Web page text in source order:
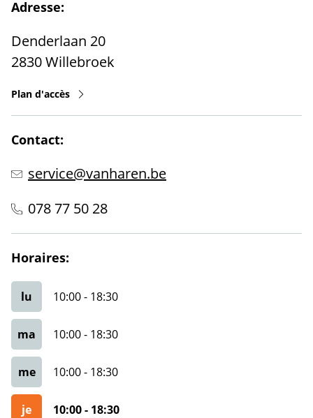
Adresse:
Denderlaan 20
2830Willebroek
Plan d'accès
Contact:
service@vanharen.be
078 77 50 28
Horaires:
lu 10:00- 18:30
ma 10:00- 18:30
me 10:00- 18:30
je 10:00- 18:30